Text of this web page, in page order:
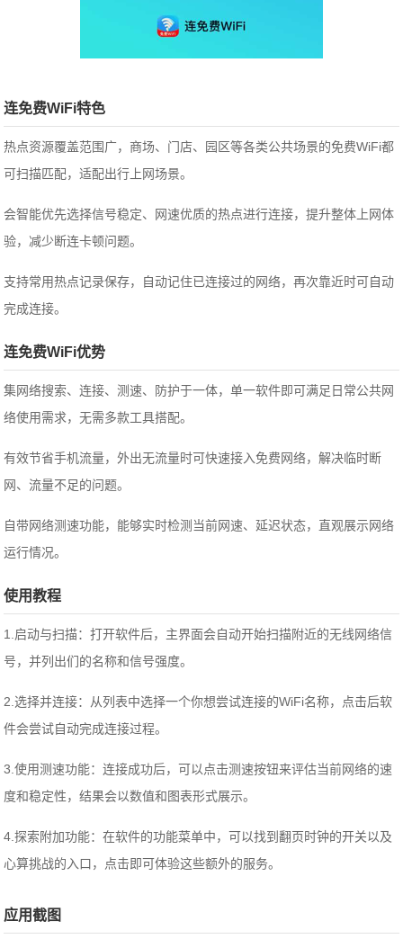
连免费WiFi特色
热点资源覆盖范围广，商场、门店、园区等各类公共场景的免费WiFi都
可扫描匹配，适配出行上网场景。
会智能优先选择信号稳定、网速优质的热点进行连接，提升整体上网体
验，减少断连卡顿问题。
支持常用热点记录保存，自动记住已连接过的网络，再次靠近时可自动
完成连接。
连免费WiFi优势
集网络搜索、连接、测速、防护于一体，单一软件即可满足日常公共网
络使用需求，无需多款工具搭配。
有效节省手机流量，外出无流量时可快速接入免费网络，解决临时断
网、流量不足的问题。
自带网络测速功能，能够实时检测当前网速、延迟状态，直观展示网络
运行情况。
使用教程
1.启动与扫描：打开软件后，主界面会自动开始扫描附近的无线网络信
号，并列出们的名称和信号强度。
2.选择并连接：从列表中选择一个你想尝试连接的WiFi名称，点击后软
件会尝试自动完成连接过程。
3.使用测速功能：连接成功后，可以点击测速按钮来评估当前网络的速
度和稳定性，结果会以数值和图表形式展示。
4.探索附加功能：在软件的功能菜单中，可以找到翻页时钟的开关以及
心算挑战的入口，点击即可体验这些额外的服务。
应用截图